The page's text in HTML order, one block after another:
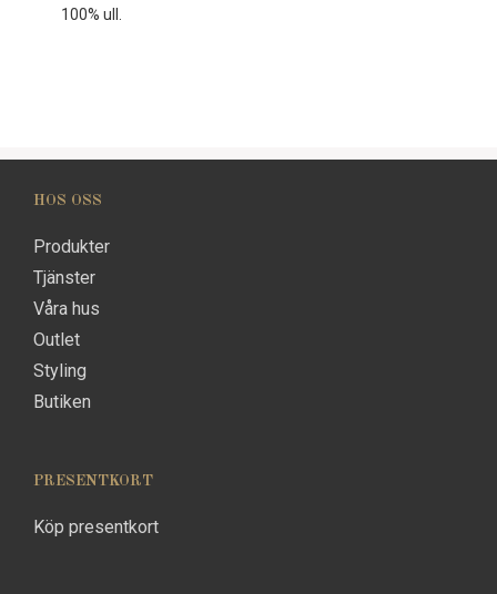
100% ull.
HOS OSS
Produkter
Tjänster
Våra hus
Outlet
Styling
Butiken
PRESENTKORT
Köp presentkort